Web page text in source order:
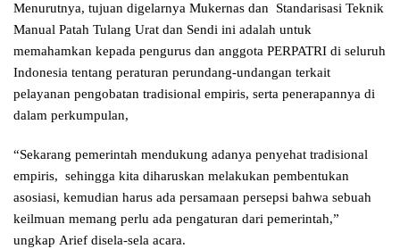
Menurutnya, tujuan digelarnya Mukernas dan Standarisasi Teknik
Manual Patah Tulang Urat dan Sendi ini adalah untuk
memahamkan kepada pengurus dan anggota PERPATRI di seluruh
Indonesia tentang peraturan perundang-undangan terkait
pelayanan pengobatan tradisional empiris, serta penerapannya di
dalam perkumpulan,
“Sekarang pemerintah mendukung adanya penyehat tradisional
empiris, sehingga kita diharuskan melakukan pembentukan
asosiasi, kemudian harus ada persamaan persepsi bahwa sebuah
keilmuan memang perlu ada pengaturan dari pemerintah,”
ungkap Arief disela-sela acara.